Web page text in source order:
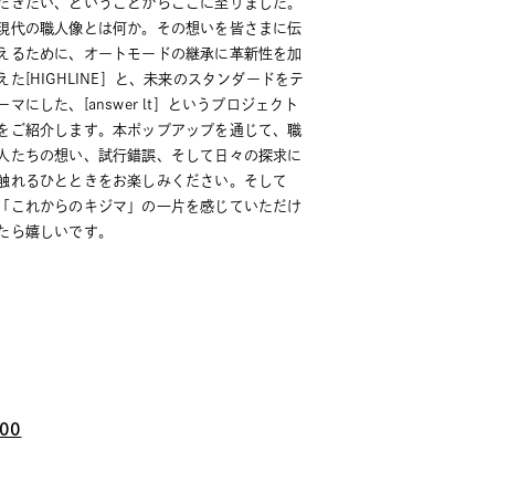
代の職人像とは何か。その想いを皆さまに伝
るために、オートモードの継承に革新性を加
た[HIGHLINE］と、未来のスタンダードをテ
マにした、[answer lt］というプロジェクト
ご紹介します。本ポップアップを通じて、職
人たちの想い、試行錯誤、そして日々の探求に
れるひとときをお楽しみください。そして
「これからのキジマ」の一片を感じていただけ
ら嬉しいです。